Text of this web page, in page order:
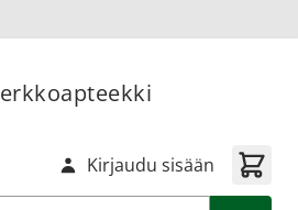
Kirjaudu sisään